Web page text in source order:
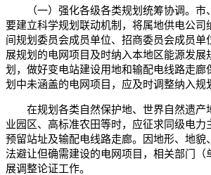
（一）强化各级各类规划统筹协调。
要建立科学规划联动机制，将属地供电公司
间规划委员会成员单位、招商委员会成员单
展规划的电网项目及时纳入本地区能源发展
划，做好变电站建设用地和输配电线路走廊
划中未涵盖的电网项目，应及时调整纳入规
在规划各类自然保护地、世界自然遗产
业园区、高标准农田等时，应征求同级电力
预留站址及输配电线路走廊。因地形、地貌
法避让但确需建设的电网项目，相关部门（
展调整论证工作。